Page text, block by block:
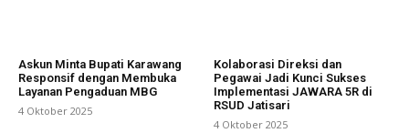
Askun Minta Bupati Karawang
Responsif dengan Membuka
Layanan Pengaduan MBG
4 Oktober 2025
Kolaborasi Direksi dan
Pegawai Jadi Kunci Sukses
Implementasi JAWARA 5R di
RSUD Jatisari
4 Oktober 2025